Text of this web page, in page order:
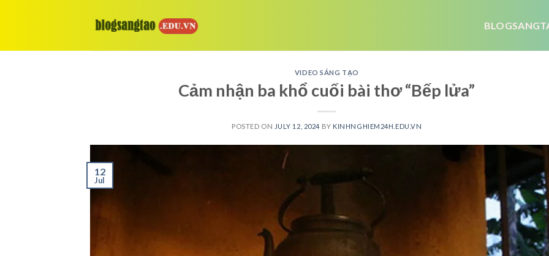
VIDEO SÁNG TẠO
Cảm nhận ba khổ cuối bài thơ “Bếp lửa”
POSTED ON JULY 12, 2024 BY KINHNGHIEM24H.EDU.VN
12
Jul